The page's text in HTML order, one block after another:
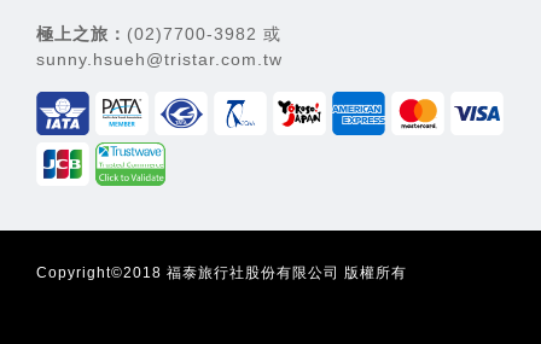
極上之旅： (02)7700-3982 或
sunny.hsueh@tristar.com.tw
Copyright©2018 福泰旅行社股份有限公司 版權所有